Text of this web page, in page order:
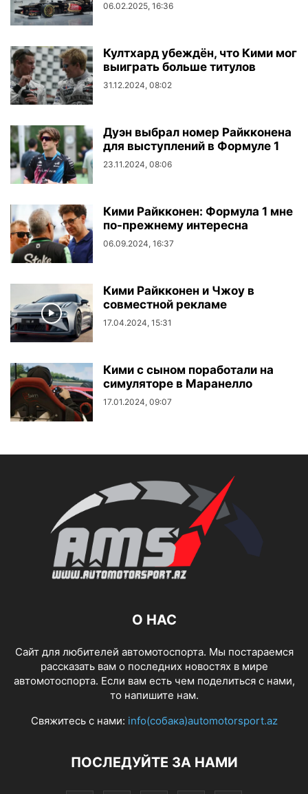
06.02.2025, 16:36
Култхард убеждён, что Кими мог
выиграть больше титулов
31.12.2024, 08:02
Дуэн выбрал номер Райкконена
для выступлений в Формуле 1
23.11.2024, 08:06
Кими Райкконен: Формула 1 мне
по-прежнему интересна
06.09.2024, 16:37
Кими Райкконен и Чжоу в
совместной рекламе
17.04.2024, 15:31
Кими с сыном поработали на
симуляторе в Маранелло
17.01.2024, 09:07
О НАС
Сайт для любителей автомотоспорта. Мы постараемся
рассказать вам о последних новостях в мире
автомотоспорта. Если вам есть чем поделиться с нами,
то напишите нам.
Свяжитесь с нами: info(собака)automotorsport.az
ПОСЛЕДУЙТЕ ЗА НАМИ